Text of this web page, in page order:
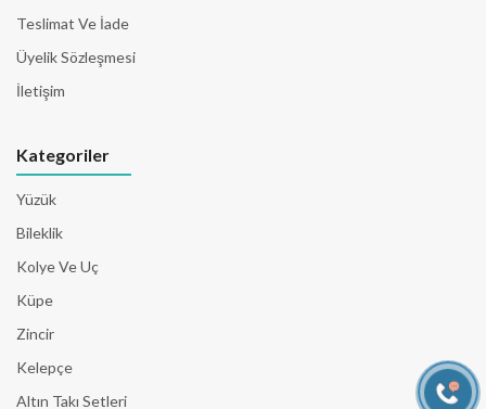
Teslimat Ve İade
Üyelik Sözleşmesi
İletişim
Kategoriler
Yüzük
Bileklik
Kolye Ve Uç
Küpe
Zincir
Kelepçe
Altın Takı Setleri